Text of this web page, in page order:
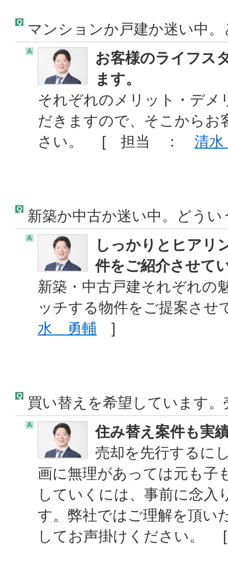
Q マンションか戸建か迷い中
A
お客様のライフス
ます。
それぞれのメリット・デ
だきますので、そこからお
さい。 [ 担当 ： 清
Q 新築か中古か迷い中。どう
A
しっかりとヒアリ
件をご紹介させて
新築・中古戸建それぞれの
ッチする物件をご提案
水 勇輔 ]
Q 買い替えを希望しています
A
住み替え案件も実
売却を先行するに
画に無理があっては元も子
していくには、事前に念入
す。弊社ではご理解を頂い
してお声掛けください